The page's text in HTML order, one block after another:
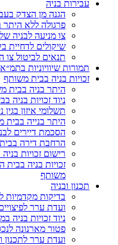
עבירות בניה
הגנה מן הצדק
פרגולה ללא היתר
צו מניעה לבניה
שיקולים לדחיית
תנאים לביטול צו
תמורות שיוויוניות בתמ״א 38
זכויות בניה בבית משותף
היתר בניה בבית
ניוד זכויות בניה
תשלומי איזון
היתר בנייה
הסכמת דיירים
הרחבת דירה בבית
רישום זכויות
זכויות בניה
משותף
תכנון ובניה
בדיקות מקדמיות
ועדת ערר
ניוד זכויות בניה
פטור מארנונה
ועדת ערר לתכנון